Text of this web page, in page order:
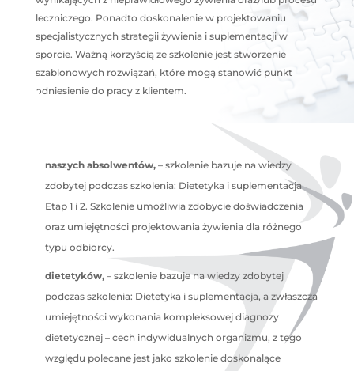
leczniczego. Ponadto doskonalenie w projektowaniu
specjalistycznych strategii żywienia i suplementacji w
sporcie. Ważną korzyścią ze szkolenie jest stworzenie
szablonowych rozwiązań, które mogą stanowić punkt
odniesienie do pracy z klientem.
naszych absolwentów,– szkolenie bazuje na wiedzy
zdobytej podczas szkolenia: Dietetyka i suplementacja
Etap 1 i 2. Szkolenie umożliwia zdobycie doświadczenia
oraz umiejętności projektowania żywienia dla różnego
typu odbiorcy.
dietetyków,– szkolenie bazuje na wiedzy zdobytej
podczas szkolenia: Dietetyka i suplementacja, a zwłaszcza
umiejętności wykonania kompleksowej diagnozy
dietetycznej – cech indywidualnych organizmu, z tego
względu polecane jest jako szkolenie doskonalące